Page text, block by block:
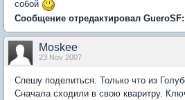
собой
Сообщение отредактировал
Moskee
23 Nov 2007
Спешу поделиться. Только что из
Сначала сходили в свою кваритру.